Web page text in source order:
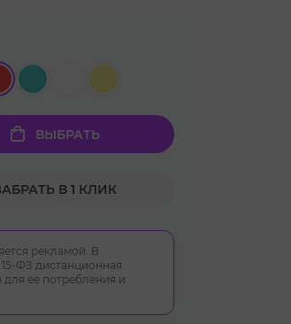
ВЫБРАТЬ
В 1 КЛИК
рекламой. В
ФЗ дистанционная
её потребления и